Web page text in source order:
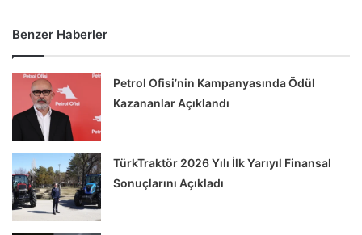
Benzer Haberler
Petrol Ofisi’nin Kampanyasında Ödül
Kazananlar Açıklandı
TürkTraktör 2026 Yılı İlk Yarıyıl Finansal
Sonuçlarını Açıkladı